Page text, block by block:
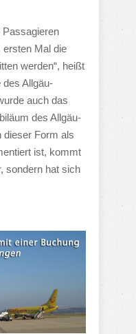
Passagieren
ersten Mal die
werden“, heißt
des Allgäu-
auch das
des Allgäu-
dieser Form als
ist, kommt
sondern hat sich